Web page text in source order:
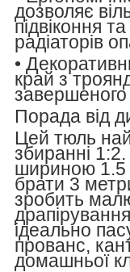
дозволяє
підвіконня
радіаторів
•
край з
завершеного
Порада від
Цей тюль
збиранні
шириною 1.5
брати 3
зробить
ідеально
прованс,
домашньої